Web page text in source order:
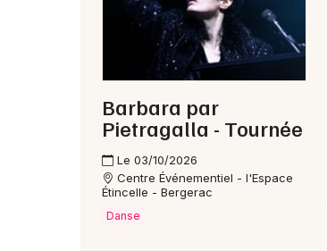
Barbara par
Pietragalla - Tournée
Le 03/10/2026
Centre Événementiel - l'Espace
Étincelle - Bergerac
Danse